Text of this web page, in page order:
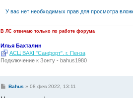
У вас нет необходимых прав для просмотра
В ЛС отвечаю только по работе форума
Илья Бахталин
АСЦ BAXI "Санфорт". г. Пенза
Подключение к Зонту - bahus1980
СBahus » 08 фев 2022, 13:11